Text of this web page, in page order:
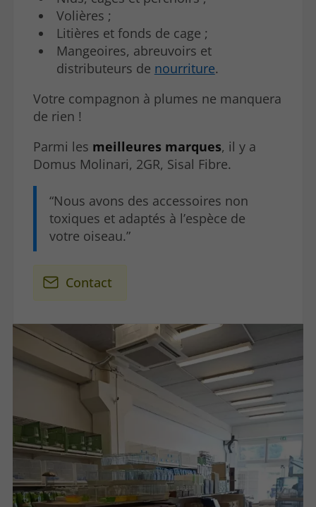
Volières ;
Litières et fonds de cage ;
Mangeoires, abreuvoirs et
distributeurs de nourriture.
Votre compagnon à plumes ne manquera
de rien !
Parmi les meilleures marques, il y a
Domus Molinari, 2GR, Sisal Fibre.
Nous avons des accessoires non
toxiques et adaptés à l’espèce de
votre oiseau.
Contact